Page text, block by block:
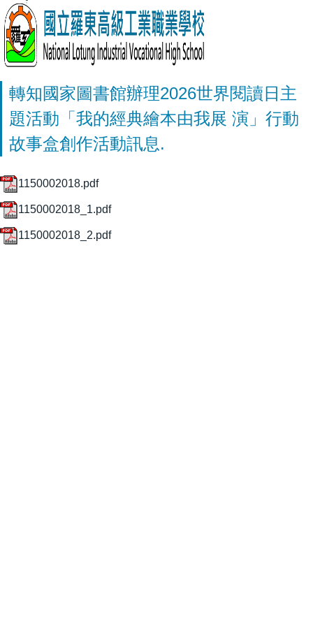
轉知國家圖書館辦理2026世界閱讀日主
題活動「我的經典繪本由我展 演」行動
故事盒創作活動訊息.
1150002018.pdf
1150002018_1.pdf
1150002018_2.pdf